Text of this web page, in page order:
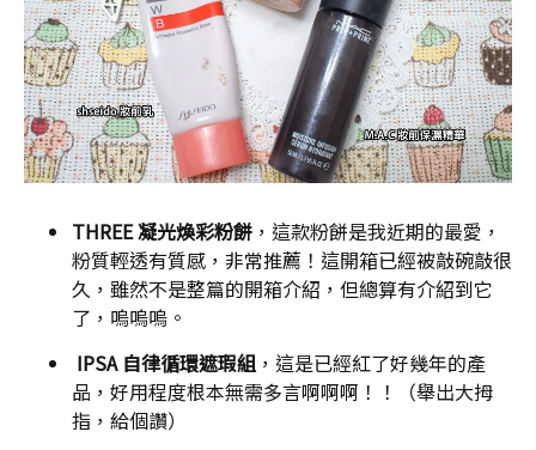
THREE 凝光煥彩粉餅 ，這款粉餅是我近期的最愛，
粉質輕透有質感，非常推薦！這開箱已經被敲碗敲很
久，雖然不是整篇的開箱介紹，但總算有介紹到它
了，嗚嗚嗚。
IPSA 自律循環遮瑕組 ，這是已經紅了好幾年的產
品，好用程度根本無需多言啊啊啊！！（舉出大拇
指，給個讚）